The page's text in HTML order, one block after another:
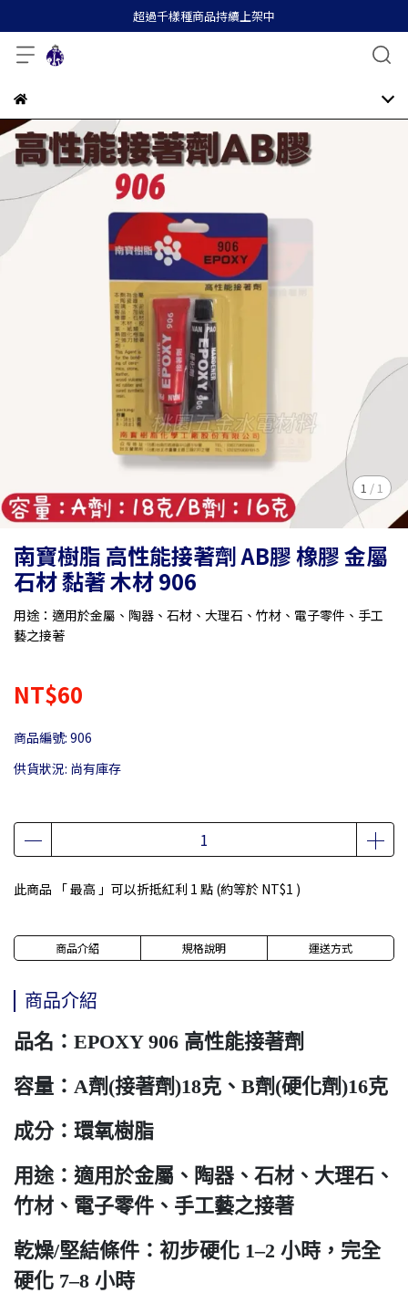
超過千樣種商品持續上架中
1 / 1
南寶樹脂 高性能接著劑 AB膠 橡膠 金屬
石材 黏著 木材 906
用途：適用於金屬、陶器、石材、大理石、竹材、電子零件、手工
藝之接著
NT$60
商品編號: 906
供貨狀況: 尚有庫存
此商品 「 最高 」可以折抵紅利 1 點 (約等於 NT$1 )
商品介紹 規格說明 運送方式
商品介紹
品名：EPOXY 906 高性能接著劑
容量：A劑(接著劑)18克、B劑(硬化劑)16克
成分：環氧樹脂
用途：適用於金屬、陶器、石材、大理石、
竹材、電子零件、手工藝之接著
乾燥/堅結條件：初步硬化 1–2 小時，完全
硬化 7–8 小時